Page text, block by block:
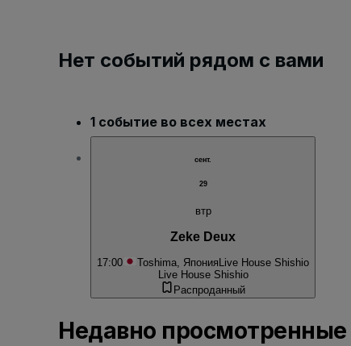
Нет событий рядом с вами
1 событие во всех местах
сент.
29
втр
Zeke Deux
17:00 Toshima, Япония Live House Shishio
Live House Shishio
Распроданный
Недавно просмотренные